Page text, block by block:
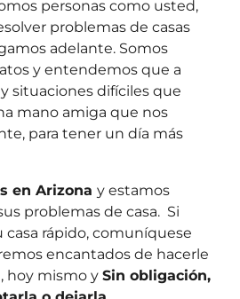
personas como usted,
problemas de casas
adelante. Somos
y entendemos que a
situaciones difíciles que
mano amiga que nos
para tener un día más
en Arizona y estamos
problemas de casa. Si
casa rápido, comuníquese
encantados de hacerle
hoy mismo y Sin obligación,